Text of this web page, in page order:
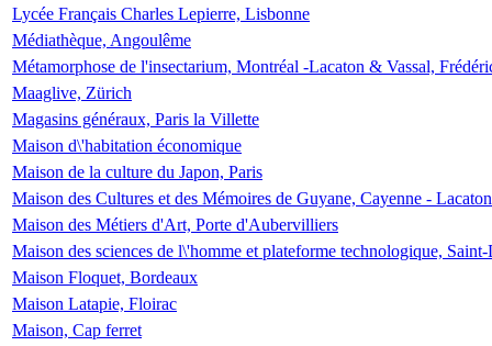
Lycée Français Charles Lepierre, Lisbonne
Médiathèque, Angoulême
Métamorphose de l'insectarium, Montréal -Lacaton & Vassal,
Maaglive, Zürich
Magasins généraux, Paris la Villette
Maison d\'habitation économique
Maison de la culture du Japon, Paris
Maison des Cultures et des Mémoires de Guyane, Cayenne -
Maison des Métiers d'Art, Porte d'Aubervilliers
Maison des sciences de l\'homme et plateforme technologique,
Maison Floquet, Bordeaux
Maison Latapie, Floirac
Maison, Cap ferret